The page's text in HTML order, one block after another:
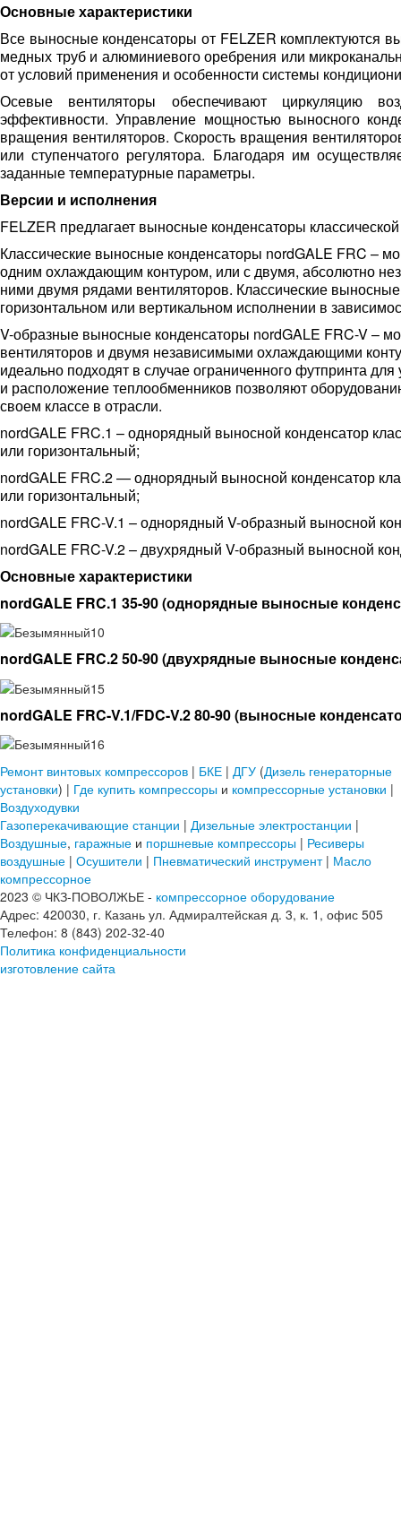
Основные характеристики
Все выносные конденсаторы от FELZER комплектуются
медных труб и алюминиевого оребрения или
от условий применения и особенности системы
Осевые вентиляторы обеспечивают циркуляцию
эффективности. Управление мощностью выносного
вращения вентиляторов. Скорость вращения
или ступенчатого регулятора. Благодаря им
заданные температурные параметры.
Версии и исполнения
FELZER предлагает выносные конденсаторы
Классические выносные конденсаторы nordGALE FRC –
одним охлаждающим контуром, или с двумя, абсолютно
ними двумя рядами вентиляторов. Классические
горизонтальном или вертикальном исполнении в
V-образные выносные конденсаторы nordGALE FRC-V –
вентиляторов и двумя независимыми охлаждающими
идеально подходят в случае ограниченного футпринта
и расположение теплообменников позволяют
своем классе в отрасли.
nordGALE FRC.1 – однорядный выносной конденсатор
или горизонтальный;
nordGALE FRC.2 — однорядный выносной конденсатор
или горизонтальный;
nordGALE FRC-V.1 – однорядный V-образный выносной
nordGALE FRC-V.2 – двухрядный V-образный выносной
Основные характеристики
nordGALE FRC.1 35-90 (однорядные выносные
nordGALE FRC.2 50-90 (двухрядные выносные
nordGALE FRC-V.1/FDC-V.2 80-90 (выносные
Ремонт винтовых компрессоров | БКЕ | ДГУ (Дизель генераторные
установки) | Где купить компрессоры и компрессорные установки |
Воздуходувки
Газоперекачивающие станции | Дизельные электростанции |
Воздушные, гаражные и поршневые компрессоры | Ресиверы
воздушные | Осушители | Пневматический инструмент| Масло
компрессорное
2023 © ЧКЗ-ПОВОЛЖЬЕ - компрессорное оборудование
Адрес: 420030, г. Казань ул. Адмиралтейская д. 3, к. 1, офис 505
Телефон: 8 (843) 202-32-40
Политика конфиденциальности
изготовление сайта